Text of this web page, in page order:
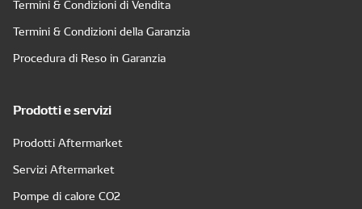
Termini & Condizioni di Vendita
Termini & Condizioni della Garanzia
Procedura di Reso in Garanzia
Prodotti e servizi
Prodotti Aftermarket
Servizi Aftermarket
Pompe di calore CO2